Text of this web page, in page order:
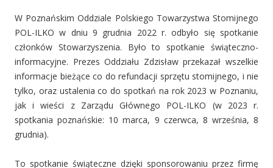
W Poznańskim Oddziale Polskiego Towarzystwa Stomijnego
POL-ILKO w dniu 9 grudnia 2022 r. odbyło się spotkanie
członków Stowarzyszenia. Było to spotkanie świąteczno-
informacyjne. Prezes Oddziału Zdzisław przekazał wszelkie
informacje bieżące co do refundacji sprzętu stomijnego, i nie
tylko, oraz ustalenia co do spotkań na rok 2023 w Poznaniu,
jak i wieści z Zarządu Głównego POL-ILKO (w 2023 r.
spotkania poznańskie: 10 marca, 9 czerwca, 8 września, 8
grudnia).
To spotkanie świąteczne dzięki sponsorowaniu przez firmę